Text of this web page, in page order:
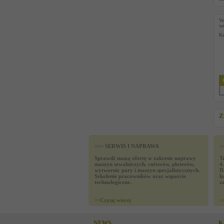
>>> SERWIS I NAPRAWA
Sprawdź naszą ofertę w zakresie naprawy
maszyn szwalniczych, cutterów, ploterów,
wytwornic pary i maszyn specjalistycznych.
Szkolenie pracowników oraz wsparcie
technologiczne.
>>Czytaj wiecej